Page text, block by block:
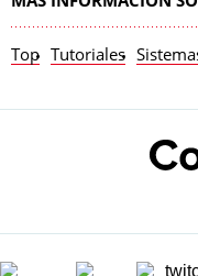
Top Tutoriales